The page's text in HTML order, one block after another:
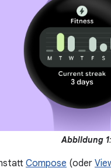
Abbildung 1
Compose (oder